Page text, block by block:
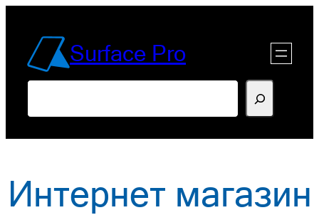
содержимомуSurface Pro
Интернет магазин